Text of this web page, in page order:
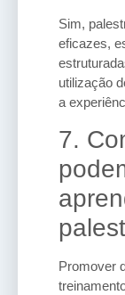
Sim,
eficazes,
utilização
a
7.
Promover